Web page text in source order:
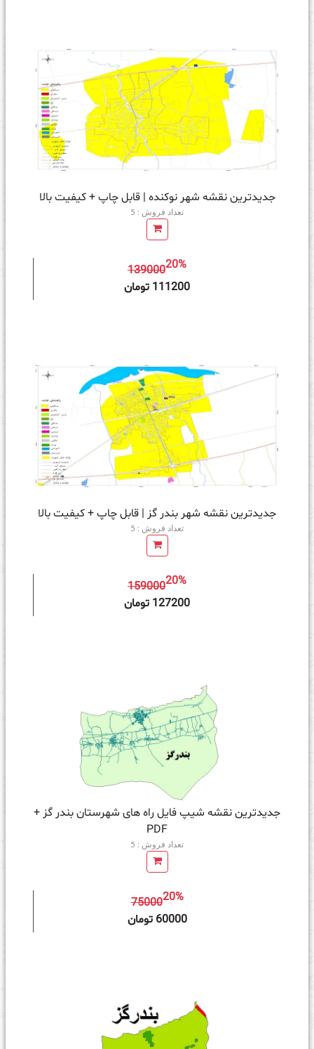
جدیدترین نقشه شهر نوکنده | قابل چاپ + کیفیت بالا
تعداد فروش : 5
13900020%
111200 تومان
جدیدترین نقشه شهر بندر گز | قابل چاپ + کیفیت بالا
تعداد فروش : 5
15900020%
127200 تومان
جدیدترین نقشه شیپ فایل راه های شهرستان بندر گز +
PDF
تعداد فروش : 5
7500020%
60000 تومان